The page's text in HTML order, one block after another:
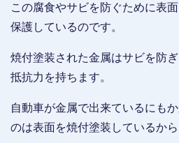
この腐食やサビを防ぐために表
保護しているのです。
焼付塗装された金属はサビを防
抵抗力を持ちます。
自動車が金属で出来ているにも
のは表面を焼付塗装しているから